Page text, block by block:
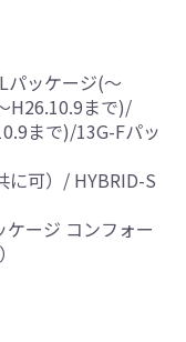
パッケージ(～
H26.10.9まで)/
まで)/13G-Fパッ
に可）/ HYBRID-S
ケージ コンフォー